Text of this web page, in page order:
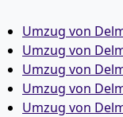
Umzug von
Umzug von
Umzug von
Umzug von
Umzug von